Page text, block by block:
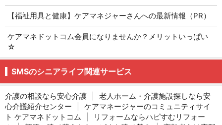
【福祉用具と健康】ケアマネジャーさんへの最新情報（PR）
ケアマネドットコム会員になりませんか？メリットいっぱい
☆
SMSのシニアライフ関連サービス
介護の相談なら安心介護
老人ホーム・介護施設探しなら安
心介護紹介センター
ケアマネージャーのコミュニティサイ
ト ケアマネドットコム
リフォームならハピすむリフォー